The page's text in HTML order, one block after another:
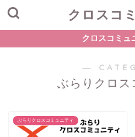
クロスコ
クロスコミュ
―
ぶらりクロス
ぶらりクロスコミュニティ